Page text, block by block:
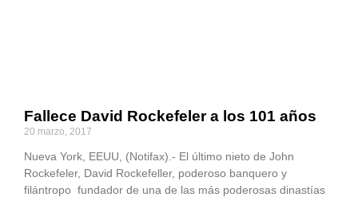
Fallece David Rockefeler a los 101 años
20 marzo, 2017
Nueva York, EEUU, (Notifax).- El último nieto de John
Rockefeler, David Rockefeller, poderoso banquero y
filántropo fundador de una de las más poderosas dinastías